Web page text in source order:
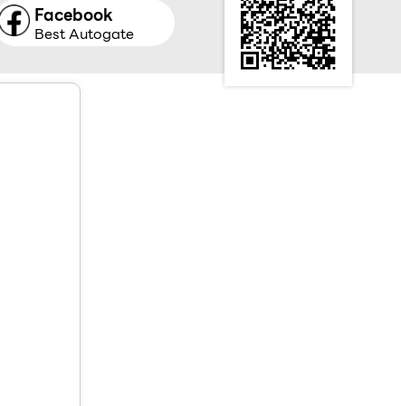
Facebook
Best Autogate